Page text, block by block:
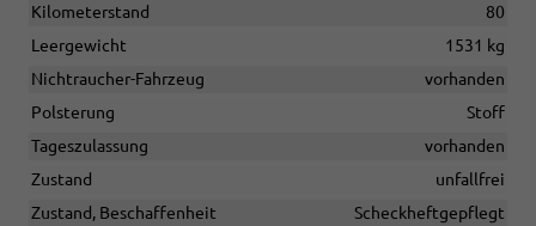
Kilometerstand
80
Leergewicht
1531 kg
Nichtraucher-Fahrzeug
vorhanden
Polsterung
Stoff
Tageszulassung
vorhanden
Zustand
unfallfrei
Zustand, Beschaffenheit
Scheckheftgepflegt